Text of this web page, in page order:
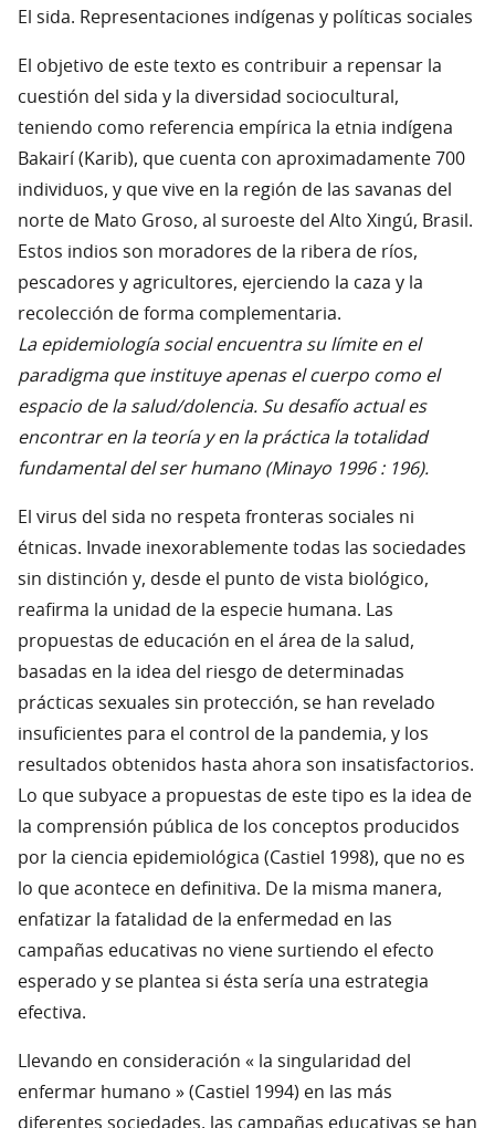
El sida. Representaciones indígenas y políticas sociales
El objetivo de este texto es contribuir a repensar la
cuestión del sida y la diversidad sociocultural,
teniendo como referencia empírica la etnia indígena
Bakairí (Karib), que cuenta con aproximadamente 700
individuos, y que vive en la región de las savanas del
norte de Mato Groso, al suroeste del Alto Xingú, Brasil.
Estos indios son moradores de la ribera de ríos,
pescadores y agricultores, ejerciendo la caza y la
recolección de forma complementaria.
La epidemiología social encuentra su límite en el
paradigma que instituye apenas el cuerpo como el
espacio de la salud/dolencia. Su desafío actual es
encontrar en la teoría y en la práctica la totalidad
fundamental del ser humano (Minayo 1996 : 196).
El virus del sida no respeta fronteras sociales ni
étnicas. Invade inexorablemente todas las sociedades
sin distinción y, desde el punto de vista biológico,
reafirma la unidad de la especie humana. Las
propuestas de educación en el área de la salud,
basadas en la idea del riesgo de determinadas
prácticas sexuales sin protección, se han revelado
insuficientes para el control de la pandemia, y los
resultados obtenidos hasta ahora son insatisfactorios.
Lo que subyace a propuestas de este tipo es la idea de
la comprensión pública de los conceptos producidos
por la ciencia epidemiológica (Castiel 1998), que no es
lo que acontece en definitiva. De la misma manera,
enfatizar la fatalidad de la enfermedad en las
campañas educativas no viene surtiendo el efecto
esperado y se plantea si ésta sería una estrategia
efectiva.
Llevando en consideración « la singularidad del
enfermar humano » (Castiel 1994) en las más
diferentes sociedades, las campañas educativas se han